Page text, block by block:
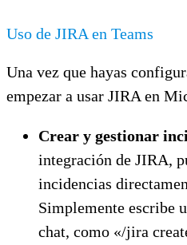
Uso de JIRA en Teams
Una vez que hayas
empezar a usar JIRA en
Crear y gestionar
integración de JIRA,
incidencias
Simplemente escribe
chat, como «/jira